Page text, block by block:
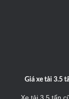
Giá xe tải 3.5